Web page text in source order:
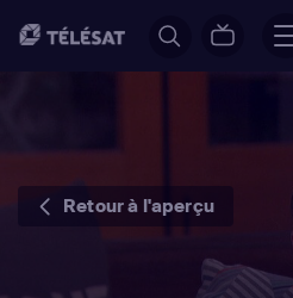
Retour à l'aperçu